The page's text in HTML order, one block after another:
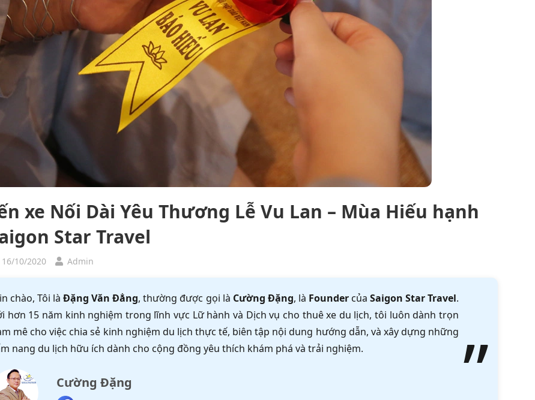
xe Nối Dài Yêu Thương Lễ Vu Lan – Mùa Hiếu hạnh
Star Travel
10/2020 Admin
chào, Tôi làĐặng Văn Đẳng, thường được gọi là Cường Đặng, là Foundercủa Saigon Star Travel.
hơn 15 năm kinh nghiệm trong lĩnh vực Lữ hành và Dịch vụ cho thuê xe du lịch, tôi luôn dành trọn
mê cho việc chia sẻ kinh nghiệm du lịch thực tế, biên tập nội dung hướng dẫn, và xây dựng những
nang du lịch hữu ích dành cho cộng đồng yêu thích khám phá và trải nghiệm.
Cường Đặng